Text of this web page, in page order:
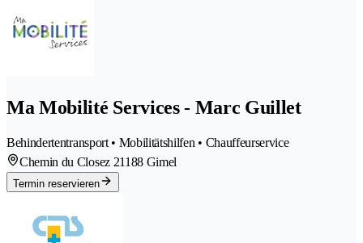
Ma Mobilité Services - Marc Guillet
Behindertentransport • Mobilitätshilfen • Chauffeurservice
Chemin du Closez 21188 Gimel
Termin reservieren